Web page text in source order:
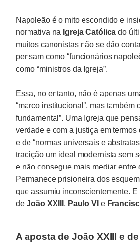
Napoleão é o mito escondido e
normativa na Igreja Católica do
muitos canonistas não se dão
pensam como “funcionários
como “ministros da Igreja”.
Essa, no entanto, não é apenas
“marco institucional”, mas também
fundamental”. Uma Igreja que
verdade e com a justiça em termos
e de “normas universais e
tradição um ideal modernista sem
e não consegue mais mediar entre
Permanece prisioneira dos
que assumiu inconscientemente.
deJoão XXIII , Paulo VI e
A aposta de João XXIII e